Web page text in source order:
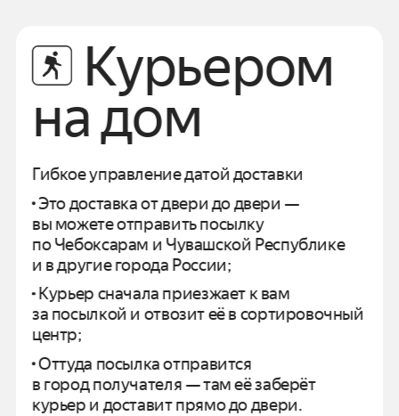
Курьером
на дом
Гибкое управление датой доставки
Это доставка от двери до двери —
вы можете отправить посылку
поЧебоксарам и Чувашской Республике
и в другие города России;
Курьер сначала приезжает к вам
за посылкой и отвозитеё в сортировочный
центр;
Оттуда посылка отправится
в город получателя —там её заберёт
курьер и доставит прямо до двери.